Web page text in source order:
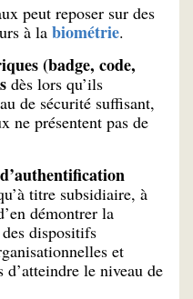
peut reposer sur des
à la biométrie.
(badge, code,
dès lors qu’ils
de sécurité suffisant,
ne présentent pas de
titre subsidiaire, à
démontrer la
dispositifs
et
d’atteindre le niveau de